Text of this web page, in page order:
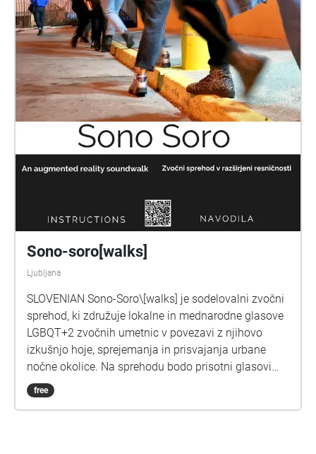
Večni poti so pozneje uredili kolesarsko stezo. Leta
2019 je Nonument Group ob Dnevu mladosti izvedla
intervencijo na trasi nekdanje proge. Z zvočnim
sprehodom vzdolž nekdanje trase proge lahko
intervencijo podoživite tudi sami. Ob sprehajanju
prisluhnite zvokom preteklosti in sedanjosti in pazite
na kolesarje! Obiščite tudi razstavo Nonument Group
"Od nikoder do nikamor", ki je med 17. junijem in 26.
julijem 2020 na ogled v Zgodovinskem atriju
Sono-soro[walks]
Ljubljana
SLOVENIAN Sono-Soro\[walks] je sodelovalni zvočni
sprehod, ki združuje lokalne in mednarodne glasove
LGBQT+2 zvočnih umetnic v povezavi z njihovo
izkušnjo hoje, sprejemanja in prisvajanja urbane
nočne okolice. Na sprehodu bodo prisotni glasovi
lokalnih soudeleženk\_cev v Ljubljani in zvočnih
ustvarjalk Corazon de Robota (Čile), Aquelarre
free